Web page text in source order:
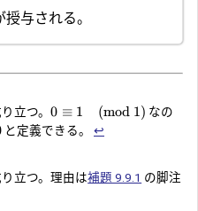
与される。
立つ。0 ≡ 1 (mod 1 ) なの
と定義できる。 ↩︎
立つ。理由は補題 9.9.1 の脚注